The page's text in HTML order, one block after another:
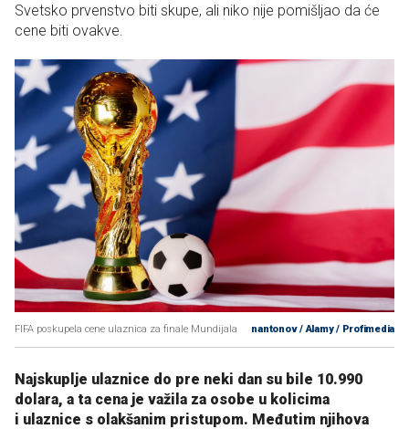
Svetsko prvenstvo biti skupe, ali niko nije pomišljao da će
cene biti ovakve.
FIFA poskupela cene ulaznica za finale Mundijala nantonov / Alamy / Profimedia
Najskuplje ulaznice do pre neki dan su bile 10.990
dolara, a ta cena je važila za osobe u kolicima
i ulaznice s olakšanim pristupom. Međutim njihova